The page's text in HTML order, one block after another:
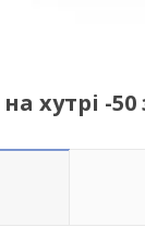
хутрі -